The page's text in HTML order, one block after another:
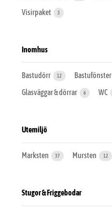
Visirpaket 3
Inomhus
Bastudörr 12 Bastufönster
Glasväggar & dörrar 6 WC
Utemiljö
Marksten 37 Mursten 12
Stugor & Friggebodar